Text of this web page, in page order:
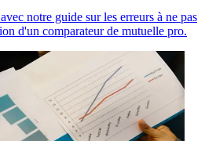
notre guide sur les erreurs à ne pas
d'un comparateur de mutuelle pro.